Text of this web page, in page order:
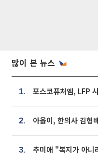
많이 본 뉴스
1.
2.
3.